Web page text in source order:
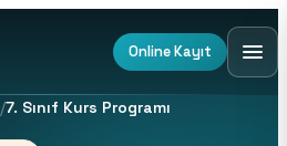
Online Kayıt
/7. Sınıf Kurs Programı